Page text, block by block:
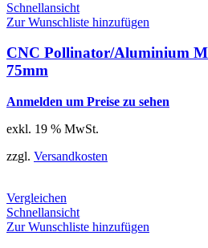
Schnellansicht
Zur Wunschliste hinzufügen
CNC Pollinator/Aluminium
75mm
Anmelden um Preise zu sehen
exkl. 19 % MwSt.
zzgl. Versandkosten
Vergleichen
Schnellansicht
Zur Wunschliste hinzufügen